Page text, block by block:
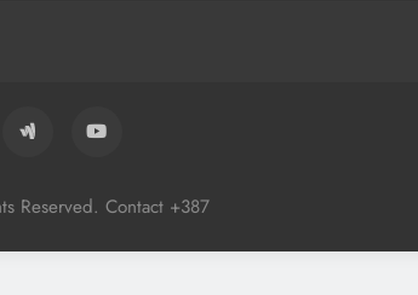
Reserved. Contact +387